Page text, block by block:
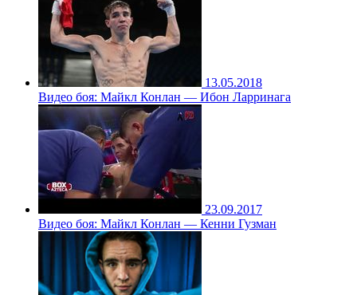
13.05.2018
Видео боя: Майкл Конлан — Ибон Ларринага
23.09.2017
Видео боя: Майкл Конлан — Кенни Гузман